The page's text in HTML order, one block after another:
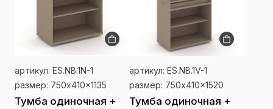
артикул: ES.NB.1N-1
размер: 750x410x1135
Тумба одиночная +
артикул: ES.NB.1V-1
размер: 750x410x1520
Тумба одиночная +